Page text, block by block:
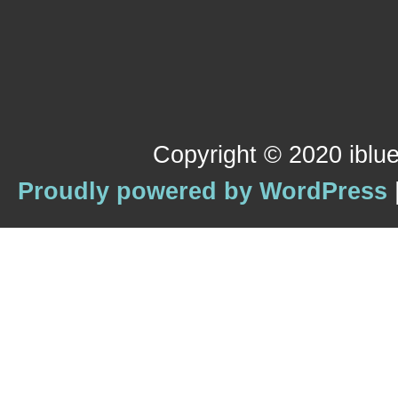
Copyright © 2020
Proudly powered by WordPress